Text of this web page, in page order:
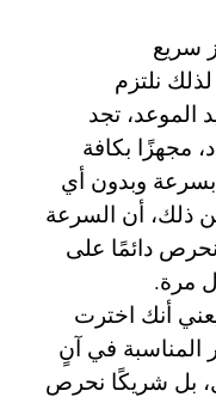
سريع
نلتزم
الموعد، تجد
مجهزًا بكافة
بسرعة وبدون أي
ذلك، أن السرعة
دائمًا على
مرة.
أنك اخترت
المناسبة في آنٍ
بل شريكًا نحرص